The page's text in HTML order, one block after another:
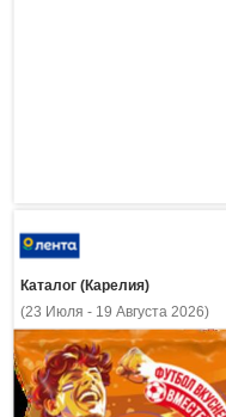
Каталог (Карелия)
(23 Июля - 19 Августа 2026)